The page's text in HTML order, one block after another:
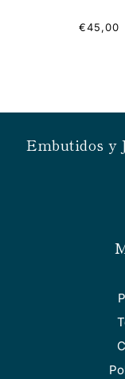
€45,00
Embutidos y